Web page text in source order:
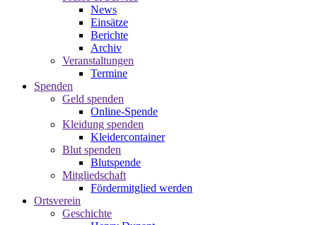
News
Einsätze
Berichte
Archiv
Veranstaltungen
Termine
Spenden
Geld spenden
Online-Spende
Kleidung spenden
Kleidercontainer
Blut spenden
Blutspende
Mitgliedschaft
Fördermitglied werden
Ortsverein
Geschichte